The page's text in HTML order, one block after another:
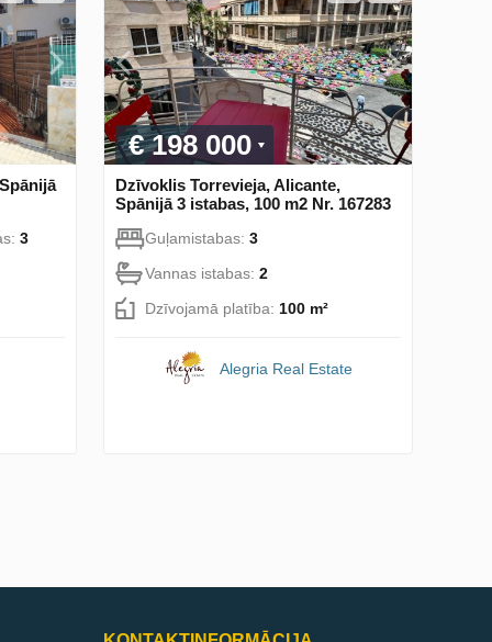
3
€ 198 000
Dzīvoklis Torrevieja, Alicante,
Spānijā 3 istabas, 100 m2 Nr. 167283
Guļamistabas: 3
Vannas istabas: 2
Dzīvojamā platība: 100 m²
Alegria Real Estate